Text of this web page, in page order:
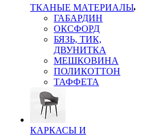
ТКАНЫЕ МАТЕРИАЛЫ
ГАБАРДИН
ОКСФОРД
БЯЗЬ, ТИК,
ДВУНИТКА
МЕШКОВИНА
ПОЛИКОТТОН
ТАФФЕТА
КАРКАСЫ И